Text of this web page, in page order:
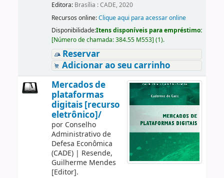
Editora: Brasília : CADE, 2020
Recursos online:Clique aqui para acessar online
Disponibilidade:Itens disponíveis para empréstimo:
[Número de chamada:384.55 M553] (1).
Reservar
Adicionar ao seu carrinho
Mercados de
plataformas
digitais [recurso
eletrônico]/
por Conselho
Administrativo de
Defesa Econômica
(CADE)| Resende,
Guilherme Mendes
[Editor].